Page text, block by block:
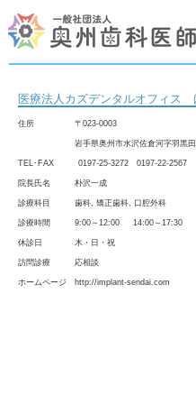
医療法人カズデンタルオフィス
住所 〒023-0003
岩手県奥州市水沢佐倉河字羽黒田
TEL･FAX 0197-25-3272 0197-22-2567
院長氏名 朴沢一成
診療科目 歯科, 矯正歯科, 口腔外科
診療時間 9:00～12:00 14:00～17:30
休診日 木・日・祝
​訪問診療 応相談
ホームページ http://implant-sendai.com